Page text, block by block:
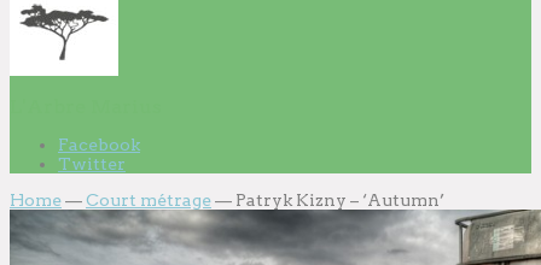
Facebook
Twitter
Home— Court métrage— Patryk Kizny – ‘Autumn’